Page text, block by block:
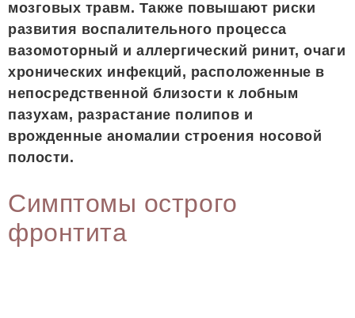
мозговых травм. Также повышают риски
развития воспалительного процесса
вазомоторный и аллергический ринит, очаги
хронических инфекций, расположенные в
непосредственной близости к лобным
пазухам, разрастание полипов и
врожденные аномалии строения носовой
полости.
Симптомы острого
фронтита